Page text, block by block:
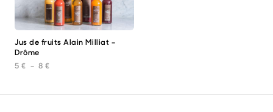
Jus de fruits Alain Milliat –
Drôme
5€ – 8€Plage de prix : 5 € à 8 €
Les